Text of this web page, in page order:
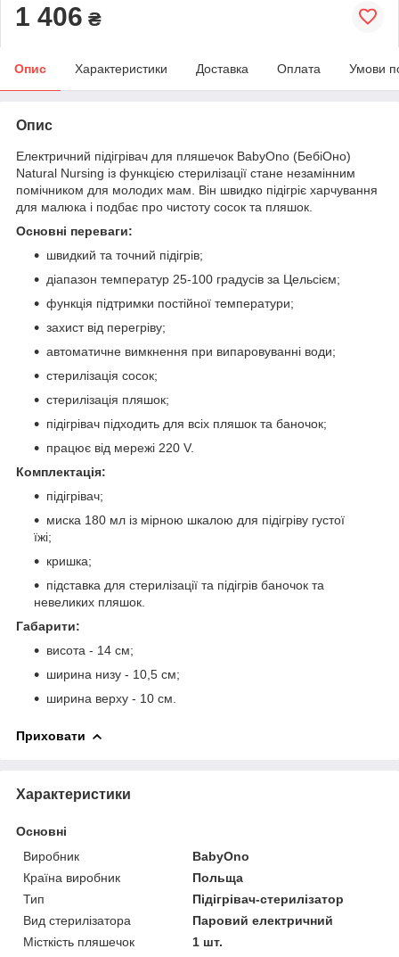
1 406 ₴
Опис Характеристики Доставка Оплата Умови
Опис
Електричний підігрівач для пляшечок BabyOno (БебіОно)
Natural Nursing із функцією стерилізації стане незамінним
помічником для молодих мам. Він швидко підігріє харчування
для малюка і подбає про чистоту сосок та пляшок.
Основні переваги:
швидкий та точний підігрів;
діапазон температур 25-100 градусів за Цельсієм;
функція підтримки постійної температури;
захист від перегріву;
автоматичне вимкнення при випаровуванні води;
стерилізація сосок;
стерилізація пляшок;
підігрівач підходить для всіх пляшок та баночок;
працює від мережі 220 V.
Комплектація:
підігрівач;
миска 180 мл із мірною шкалою для підігріву густої
їжі;
кришка;
підставка для стерилізації та підігрів баночок та
невеликих пляшок.
Габарити:
висота - 14 см;
ширина низу - 10,5 см;
ширина верху - 10 см.
Приховати
Характеристики
Основні
Виробник
BabyOno
Країна виробник
Польща
Тип
Підігрівач-стерилізатор
Вид стерилізатора
Паровий електричний
Місткість пляшечок
1 шт.